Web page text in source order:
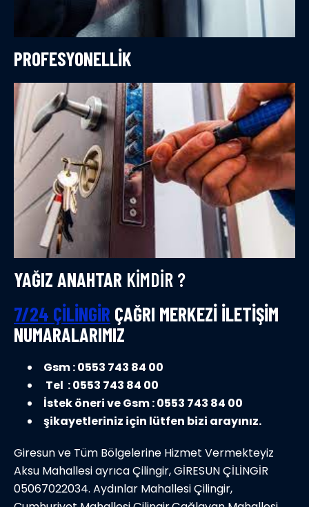
PROFESYONELLIK
YAĞIZ ANAHTAR KIMDIR ?
7/24 ÇILINGIR ÇAĞRI MERKEZI İLETIŞIM
NUMARALARIMIZ
Gsm : 0553 743 84 00
Tel : 0553 743 84 00
İstek öneri ve Gsm : 0553 743 84 00
şikayetleriniz için lütfen bizi arayınız.
Giresun ve Tüm Bölgelerine Hizmet Vermekteyiz
Aksu Mahallesi ayrıca Çilingir, GİRESUN ÇİLİNGİR
05067022034. Aydınlar Mahallesi Çilingir,